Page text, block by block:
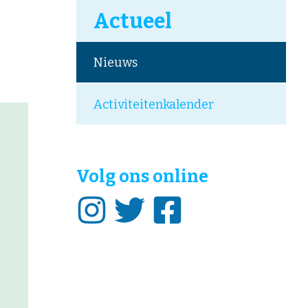
Actueel
Nieuws
Activiteitenkalender
Volg ons online